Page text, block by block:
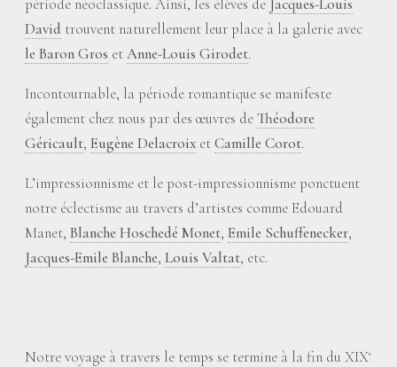
période néoclassique. Ainsi, les élèves de Jacques-Louis
David trouvent naturellement leur place à la galerie avec
le Baron Gros etAnne-Louis Girodet.
Incontournable, la période romantique se manifeste
également chez nous par des œuvres deThéodore
Géricault, Eugène Delacroix etCamille Corot.
L’impressionnisme et le post-impressionnisme ponctuent
notre éclectisme au travers d’artistes comme Edouard
Manet, Blanche Hoschedé Monet, Emile Schuffenecker,
Jacques-Emile Blanche, Louis Valtat, etc.
Notre voyage à travers le temps se termine à la fin du XIXe